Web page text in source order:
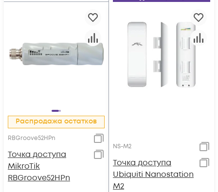
Распродажа остатков
RBGroove52HPn
Точка доступа
MikroTik
RBGroove52HPn
NS-M2
Точка доступа
Ubiquiti Nanostation
M2